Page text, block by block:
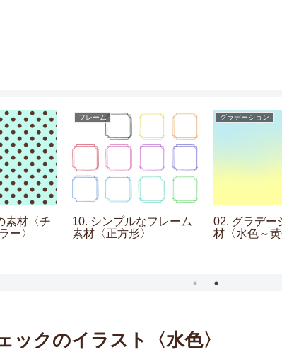
素材〈チ
ー〉
フレーム
10. シンプルなフレーム
素材〈正方形〉
グラデーション
02. グラデー
材〈水色～黄
ックのイラスト〈水色〉